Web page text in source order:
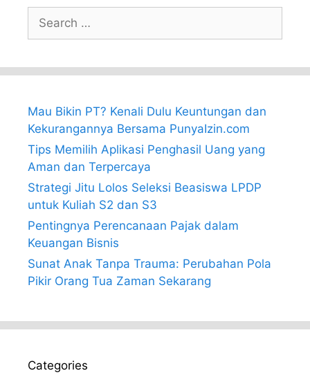
for:
Mau Bikin PT? Kenali Dulu Keuntungan dan
Kekurangannya Bersama PunyaIzin.com
Tips Memilih Aplikasi Penghasil Uang yang
Aman dan Terpercaya
Strategi Jitu Lolos Seleksi Beasiswa LPDP
untuk Kuliah S2 dan S3
Pentingnya Perencanaan Pajak dalam
Keuangan Bisnis
Sunat Anak Tanpa Trauma: Perubahan Pola
Pikir Orang Tua Zaman Sekarang
Categories